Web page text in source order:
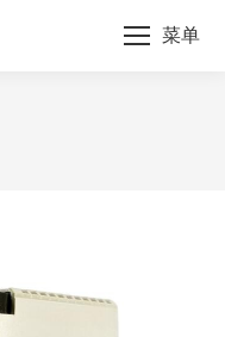
菜单